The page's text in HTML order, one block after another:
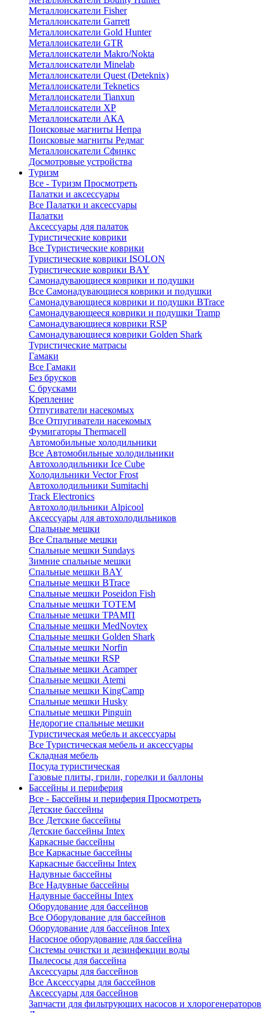
Металлоискатели Fisher
Металлоискатели Garrett
Металлоискатели Gold Hunter
Металлоискатели GTR
Металлоискатели Makro/Nokta
Металлоискатели Minelab
Металлоискатели Quest (Deteknix)
Металлоискатели Teknetics
Металлоискатели Tianxun
Металлоискатели XP
Металлоискатели АКА
Поисковые магниты Непра
Поисковые магниты Редмаг
Металлоискатели Сфинкс
Досмотровые устройства
Туризм
Все - Туризм Просмотреть
Палатки и аксессуары
Все Палатки и аксессуары
Палатки
Аксессуары для палаток
Туристические коврики
Все Туристические коврики
Туристические коврики ISOLON
Туристические коврики BAY
Самонадувающиеся коврики и подушки
Все Самонадувающиеся коврики и подушки
Самонадувающиеся коврики и подушки BTrace
Самонадувающееся коврики и подушки Tramp
Самонадувающиеся коврики RSP
Самонадувающиеся коврики Golden Shark
Туристические матрасы
Гамаки
Все Гамаки
Без брусков
С брусками
Крепление
Отпугиватели насекомых
Все Отпугиватели насекомых
Фумигаторы Thermacell
Автомобильные холодильники
Все Автомобильные холодильники
Автохолодильники Ice Cube
Холодильники Vector Frost
Автохолодильники Sumitachi
Track Electronics
Автохолодильники Alpicool
Аксессуары для автохолодильников
Спальные мешки
Все Спальные мешки
Спальные мешки Sundays
Зимние спальные мешки
Спальные мешки BAY
Спальные мешки BTrace
Спальные мешки Poseidon Fish
Спальные мешки ТОТЕМ
Спальные мешки ТРАМП
Cпальные мешки MedNovtex
Спальные мешки Golden Shark
Спальные мешки Norfin
Спальные мешки RSP
Спальные мешки Acamper
Спальные мешки Atemi
Спальные мешки KingCamp
Спальные мешки Husky
Спальные мешки Pinguin
Недорогие спальные мешки
Туристическая мебель и аксессуары
Все Туристическая мебель и аксессуары
Складная мебель
Посуда туристическая
Газовые плиты, грили, горелки и баллоны
Бассейны и периферия
Все - Бассейны и периферия Просмотреть
Детские бассейны
Все Детские бассейны
Детские бассейны Intex
Каркасные бассейны
Все Каркасные бассейны
Каркасные бассейны Intex
Надувные бассейны
Все Надувные бассейны
Надувные бассейны Intex
Оборудование для бассейнов
Все Оборудование для бассейнов
Оборудование для бассейнов Intex
Насосное оборудование для бассейна
Системы очистки и дезинфекции воды
Пылесосы для бассейна
Аксессуары для бассейнов
Все Аксессуары для бассейнов
Аксессуары для бассейнов
Запчасти для фильтрующих насосов и хлорогенераторов